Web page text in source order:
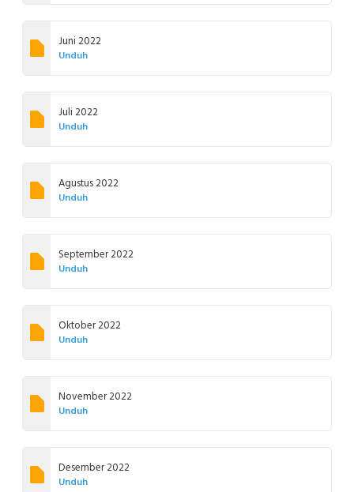
Juni 2022
Unduh
Juli 2022
Unduh
Agustus 2022
Unduh
September 2022
Unduh
Oktober 2022
Unduh
November 2022
Unduh
Desember 2022
Unduh